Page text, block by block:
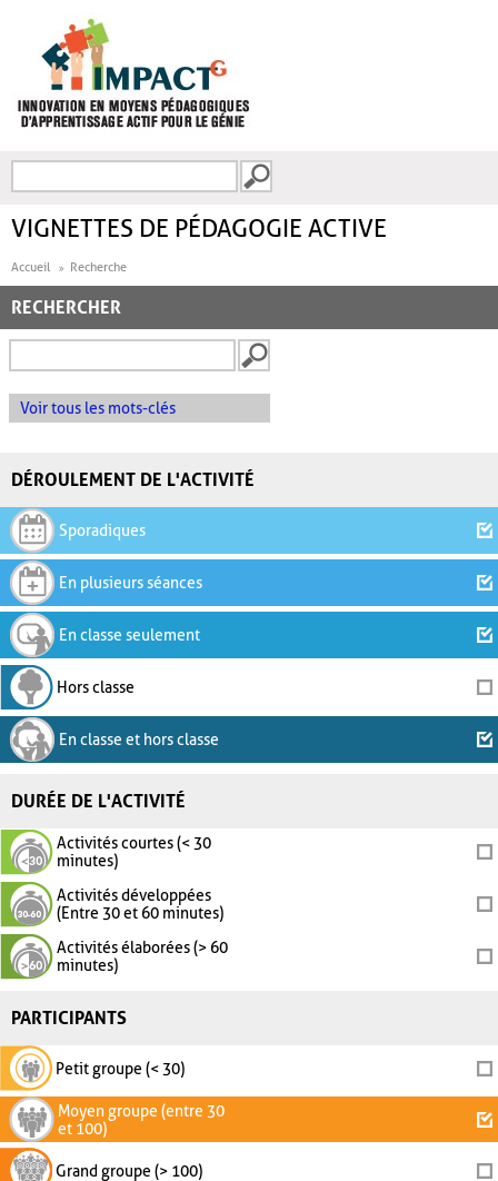
FORMULAIRE DE
VIGNETTES DE PÉDAGOGIE ACTIVE
Accueil Recherche
RECHERCHER
Voir tous les mots-clés
DÉROULEMENT DE L'ACTIVITÉ
Sporadiques
En plusieurs séances
En classe seulement
Hors classe
En classe et hors classe
DURÉE DE L'ACTIVITÉ
Activités courtes (< 30
minutes)
Activités développées
(Entre 30 et 60 minutes)
Activités élaborées (> 60
minutes)
PARTICIPANTS
Petit groupe (< 30)
Moyen groupe (entre 30
et 100)
Grand groupe (> 100)